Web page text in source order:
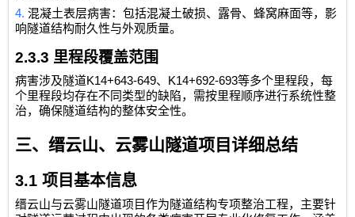
4.混凝土表层病害：包括混凝土破损、露骨、蜂窝麻面等，影
响隧道结构耐久性与外观质量。
2.3.3 里程段覆盖范围
病害涉及隧道K14+643-649、 K14+692-693等多个里程段，每
个里程段均存在不同类型的缺陷，需按里程顺序进行系统性整
治，确保隧道结构的整体安全性。
三、缙云山、云雾山隧道项目详细总结
3.1项目基本信息
缙云山与云雾山隧道项目作为隧道结构专项整治工程，主要针